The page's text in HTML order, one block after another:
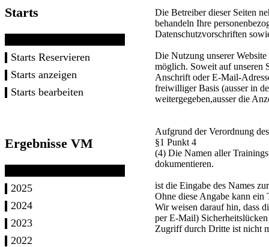
Starts
Starts Reservieren
Starts anzeigen
Starts bearbeiten
Ergebnisse VM
2025
2024
2023
2022
Die Betreiber dieser Seiten
behandeln Ihre
Datenschutzvorschriften
Die Nutzung unserer
möglich. Soweit auf unseren
Anschrift oder E-Mail-
freiwilliger Basis (ausser in
weitergegeben,ausser die
Aufgrund der Verordnung
§1 Punkt 4
(4) Die Namen aller
dokumentieren.
ist die Eingabe des Names
Ohne diese Angabe kann
Wir weisen darauf hin, dass
per E-Mail)
Zugriff durch Dritte ist nicht